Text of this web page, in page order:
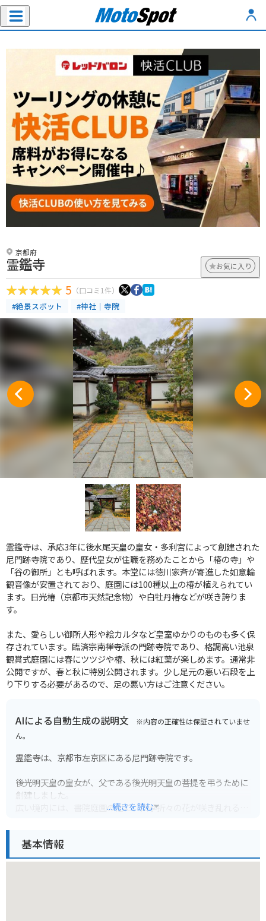
京都府
霊鑑寺 お気に入り
5 （口コミ1件）
#絶景スポット #神社｜寺院
霊鑑寺は、承応3年に後水尾天皇の皇女・多利宮によって創建された
尼門跡寺院であり、歴代皇女が住職を務めたことから「椿の寺」や
「谷の御所」とも呼ばれます。本堂には徳川家斉が寄進した如意輪
観音像が安置されており、庭園には100種以上の椿が植えられてい
ます。日光椿（京都市天然記念物）や白牡丹椿などが咲き誇りま
す。
また、愛らしい御所人形や絵カルタなど皇室ゆかりのものも多く保
存されています。臨済宗南禅寺派の門跡寺院であり、格調高い池泉
観賞式庭園には春にツツジや椿、秋には紅葉が楽しめます。通常非
公開ですが、春と秋に特別公開されます。少し足元の悪い石段を上
り下りする必要があるので、足の悪い方はご注意ください。
AIによる自動生成の説明文 ※内容の正確性は保証されていませ
ん。
霊鑑寺は、京都市左京区にある尼門跡寺院です。
後光明天皇の皇女が、父である後光明天皇の菩提を弔うために
創建しました。
広い境内には、書院庭園の他に、四季折々の花が咲き乱れる美
います。
...続きを読む
基本情報